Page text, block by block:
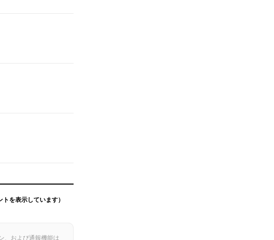
トを表示しています）
、および通報機能は